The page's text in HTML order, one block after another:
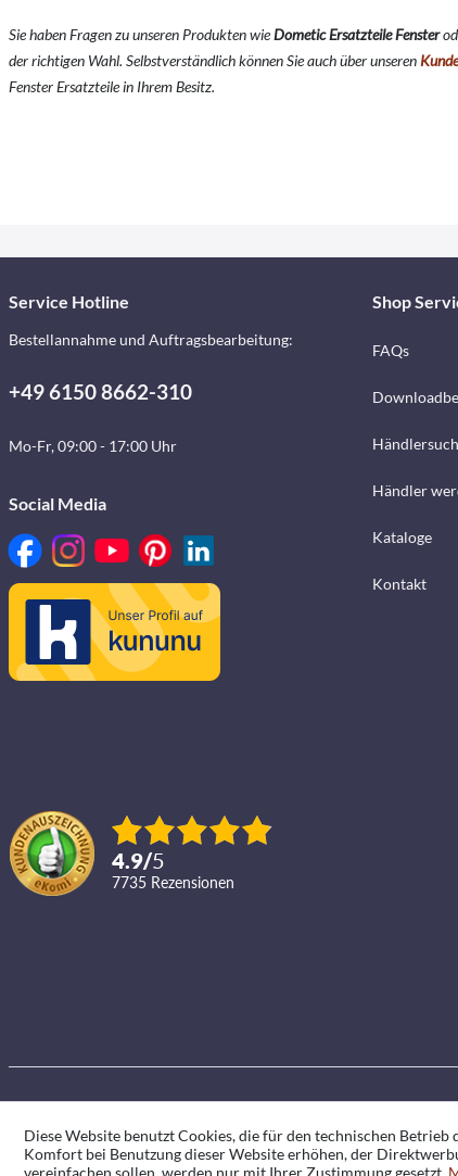
Sie haben Fragen zu unseren Produkten wieDometic Ersatzteile Fenster
der richtigen Wahl. Selbstverständlich können Sie auch über unseren
Fenster Ersatzteile in Ihrem Besitz.
Service Hotline
Bestellannahme und Auftragsbearbeitung:
+49 6150 8662-310
Mo-Fr, 09:00 - 17:00 Uhr
Social Media
4.9/5
7735 Rezensionen
Shop
FAQs
Händler
Kataloge
Kontakt
Diese Website benutzt Cookies, die für den technischen
Komfort bei Benutzung dieser Website erhöhen, der
vereinfachen sollen, werden nur mit Ihrer Zustimmung gesetzt.